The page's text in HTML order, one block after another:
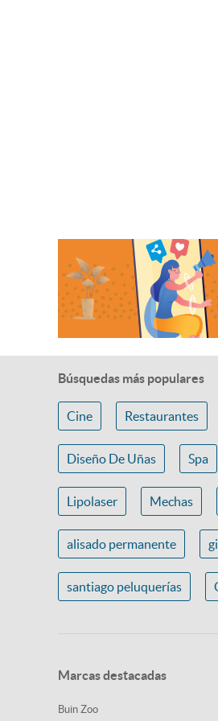
Búsquedas más populares
Cine Restaurantes
Diseño De Uñas Spa
Lipolaser Mechas
alisado permanente
santiago peluquerías
Marcas destacadas
Buin Zoo